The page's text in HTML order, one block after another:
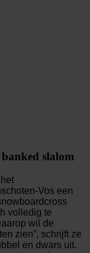
slalom
Vos een
volledig te
wil de
zien”, schrijft ze
en dwars uit.